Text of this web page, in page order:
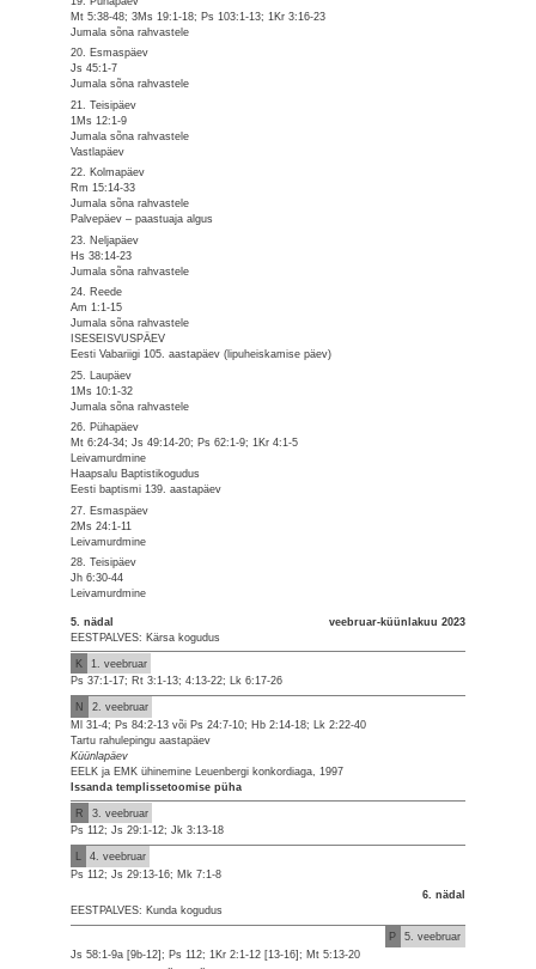
Mt 5:38-48; 3Ms 19:1-18; Ps 103:1-13; 1Kr 3:16-23
Jumala sõna rahvastele
20. Esmaspäev
Js 45:1-7
Jumala sõna rahvastele
21. Teisipäev
1Ms 12:1-9
Jumala sõna rahvastele
Vastlapäev
22. Kolmapäev
Rm 15:14-33
Jumala sõna rahvastele
Palvepäev – paastuaja algus
23. Neljapäev
Hs 38:14-23
Jumala sõna rahvastele
24. Reede
Am 1:1-15
Jumala sõna rahvastele
ISESEISVUSPÄEV
Eesti Vabariigi 105. aastapäev (lipuheiskamise päev)
25. Laupäev
1Ms 10:1-32
Jumala sõna rahvastele
26. Pühapäev
Mt 6:24-34; Js 49:14-20; Ps 62:1-9; 1Kr 4:1-5
Leivamurdmine
Haapsalu Baptistikogudus
Eesti baptismi 139. aastapäev
27. Esmaspäev
2Ms 24:1-11
Leivamurdmine
28. Teisipäev
Jh 6:30-44
Leivamurdmine
5. nädal
veebruar-küünlakuu 2023
EESTPALVES: Kärsa kogudus
K
1. veebruar
Ps 37:1-17; Rt 3:1-13; 4:13-22; Lk 6:17-26
N
2. veebruar
Ml 31-4; Ps 84:2-13 või Ps 24:7-10; Hb 2:14-18; Lk 2:22-40
Tartu rahulepingu aastapäev
Küünlapäev
EELK ja EMK ühinemine Leuenbergi konkordiaga, 1997
Issanda templissetoomise püha
R
3. veebruar
Ps 112; Js 29:1-12; Jk 3:13-18
4. veebruar
Ps 112; Js 29:13-16; Mk 7:1-8
6. nädal
EESTPALVES: Kunda kogudus
P
5. veebruar
Js 58:1-9a [9b-12]; Ps 112; 1Kr 2:1-12 [13-16]; Mt 5:13-20